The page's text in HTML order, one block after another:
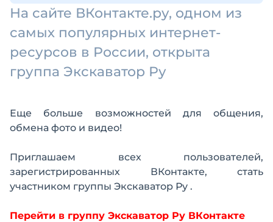
На сайте ВКонтакте.ру, одном из
самых популярных интернет-
ресурсов в России, открыта
группа Экскаватор Ру
Еще больше возможностей для общения,
обмена фото и видео!
Приглашаем всех пользователей,
зарегистрированных ВКонтакте, стать
участником группы Экскаватор Ру .
Перейти в группу Экскаватор Ру ВКонтакте